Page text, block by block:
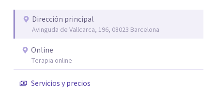
Dirección principal
Avinguda de Vallcarca, 196, 08023 Barcelona
Online
Terapia online
Servicios y precios